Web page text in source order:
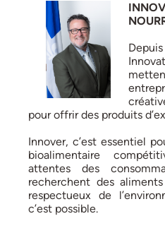
pour offrir des produits
Innover, c’est essentiel
bioalimentaire
attentes des
recherchent des
respectueux de
c’est possible.